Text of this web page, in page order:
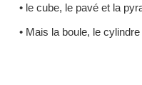
• le cube, le pavé et la
• Mais la boule, le